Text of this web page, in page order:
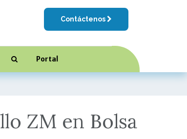
Contáctenos
Portal
ZM en Bolsa